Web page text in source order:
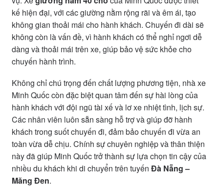
kế hiện đại, với các giường nằm rộng rãi và êm ái, tạo
không gian thoải mái cho hành khách. Chuyến đi dài sẽ
không còn là vấn đề, vì hành khách có thể nghỉ ngơi dễ
dàng và thoải mái trên xe, giúp bảo vệ sức khỏe cho
chuyến hành trình.
Không chỉ chú trọng đến chất lượng phương tiện, nhà xe
Minh Quốc còn đặc biệt quan tâm đến sự hài lòng của
hành khách với đội ngũ tài xế và lơ xe nhiệt tình, lịch sự.
Các nhân viên luôn sẵn sàng hỗ trợ và giúp đỡ hành
khách trong suốt chuyến đi, đảm bảo chuyến đi vừa an
toàn vừa dễ chịu. Chính sự chuyên nghiệp và thân thiện
này đã giúp Minh Quốc trở thành sự lựa chọn tin cậy của
nhiều du khách khi di chuyển trên tuyến Đà Nẵng –
Măng Đen.